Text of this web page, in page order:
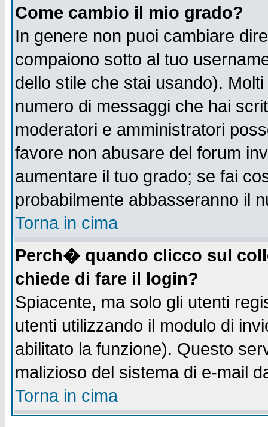
Come cambio il mio grado?
In genere non puoi cambiare
compaiono sotto al tuo
dello stile che stai usando).
numero di messaggi che hai
moderatori e amministratori
favore non abusare del forum
aumentare il tuo grado; se fai
probabilmente abbasseranno il
Torna in cima
Perch� quando clicco sul
chiede di fare il login?
Spiacente, ma solo gli utenti
utenti utilizzando il modulo di
abilitato la funzione). Questo
malizioso del sistema di e-mail
Torna in cima